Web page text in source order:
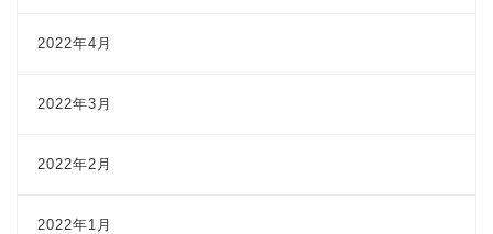
2022年4月
2022年3月
2022年2月
2022年1月